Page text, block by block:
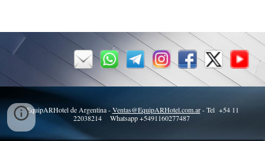
EquipARHotel de Argentina -Ventas@EquipARHotel.com.ar- Tel +54 11
22038214 Whatsapp +5491160277487